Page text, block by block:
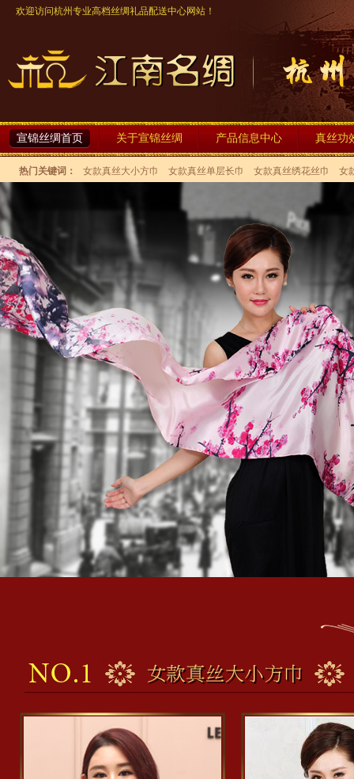
欢迎访问杭州专业高档丝绸礼品配送中心网站！
宣锦丝绸首页 关于宣锦丝绸 产品信息中心 真丝功
热门关键词： 女款真丝大小方巾 女款真丝单层长巾 女款真丝绣花丝巾 女